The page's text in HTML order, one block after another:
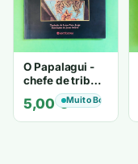
O Papalagui -
chefe de tribo
de tiavéa
5,00€Muito Bom